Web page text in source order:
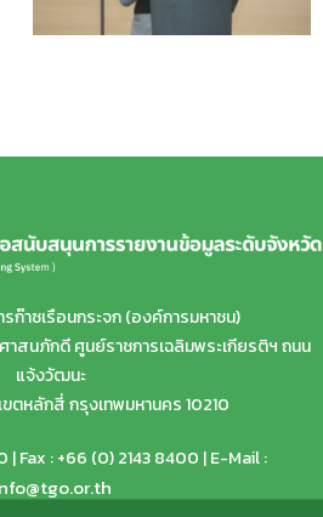
ก๊าซเรือนกระจก (องค์การมหาชน)
าสนภักดี ศูนย์ราชการเฉลิมพระเกียรติฯ ถนน
แจ้งวัฒนะ
ตหลักสี่ กรุงเทพมหานคร 10210
| Fax : +66 (0) 2143 8400 | E-Mail :